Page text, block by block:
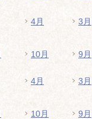
4月 3月
10月 9月
4月 3月
10月 9月